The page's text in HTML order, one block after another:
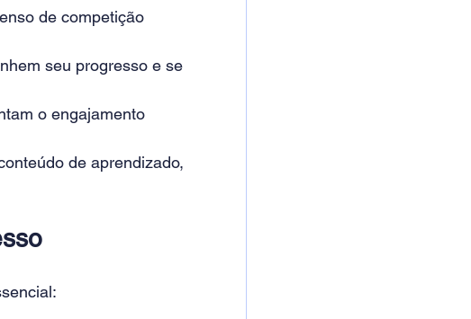
de competição
seu progresso e se
o engajamento
de aprendizado,